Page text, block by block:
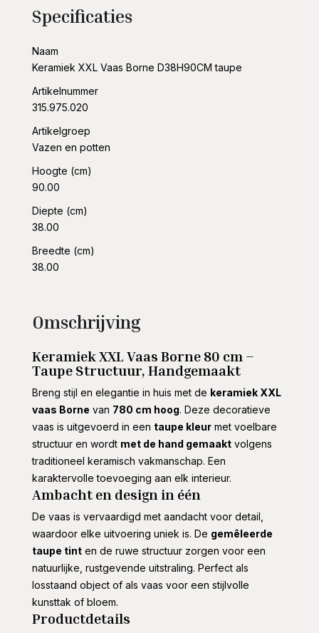
Specificaties
Naam
Keramiek XXL Vaas Borne D38H90CM taupe
Artikelnummer
315.975.020
Artikelgroep
Vazen en potten
Hoogte (cm)
90.00
Diepte (cm)
38.00
Breedte (cm)
38.00
Omschrijving
Keramiek XXL Vaas Borne 80 cm –
Taupe Structuur, Handgemaakt
Breng stijl en elegantie in huis met de keramiek XXL
vaas Borne van 780 cm hoog. Deze decoratieve
vaas is uitgevoerd in een taupe kleurmet voelbare
structuur en wordt met de hand gemaaktvolgens
traditioneel keramisch vakmanschap. Een
karaktervolle toevoeging aan elk interieur.
Ambacht en design in één
De vaas is vervaardigd met aandacht voor detail,
waardoor elke uitvoering uniek is. De gemêleerde
taupe tinten de ruwe structuur zorgen voor een
natuurlijke, rustgevende uitstraling. Perfect als
losstaand object of als vaas voor een stijlvolle
kunsttak of bloem.
Productdetails